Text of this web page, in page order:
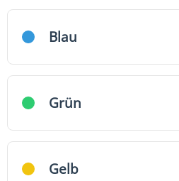
Blau
Grün
Gelb